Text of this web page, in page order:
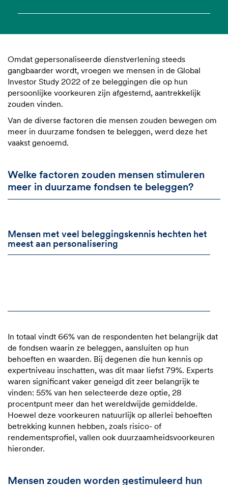
Omdat gepersonaliseerde dienstverlening steeds
gangbaarder wordt, vroegen we mensen in de Global
Investor Study 2022 of ze beleggingen die op hun
persoonlijke voorkeuren zijn afgestemd, aantrekkelijk
zouden vinden.
Van de diverse factoren die mensen zouden bewegen om
meer in duurzame fondsen te beleggen, werd deze het
vaakst genoemd.
Welke factoren zouden mensen stimuleren
meer in duurzame fondsen te beleggen?
Mensen met veel beleggingskennis hechten het
meest aan personalisering
In totaal vindt 66% van de respondenten het belangrijk dat
de fondsen waarin ze beleggen, aansluiten op hun
behoeften en waarden. Bij degenen die hun kennis op
expertniveau inschatten, was dit maar liefst 79%. Experts
waren significant vaker geneigd dit zeer belangrijk te
vinden: 55% van hen selecteerde deze optie, 28
procentpunt meer dan het wereldwijde gemiddelde.
Hoewel deze voorkeuren natuurlijk op allerlei behoeften
betrekking kunnen hebben, zoals risico- of
rendementsprofiel, vallen ook duurzaamheidsvoorkeuren
hieronder.
Mensen zouden worden gestimuleerd hun